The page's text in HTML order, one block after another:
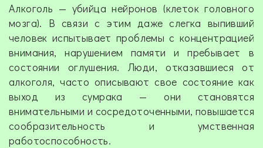
Алкоголь — убийца нейронов (клеток головного
мозга). В связи с этим даже слегка выпивший
человек испытывает проблемы с концентрацией
внимания, нарушением памяти и пребывает в
состоянии оглушения. Люди, отказавшиеся от
алкоголя, часто описывают свое состояние как
выход из сумрака — они становятся
внимательными и сосредоточенными, повышается
сообразительность и умственная
работоспособность.